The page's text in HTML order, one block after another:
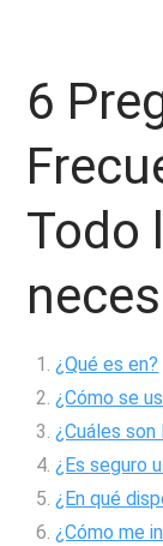
6
Todo
¿Qué es en?
¿Cómo se
¿Cuáles
¿Es seguro
¿En qué
¿Cómo me